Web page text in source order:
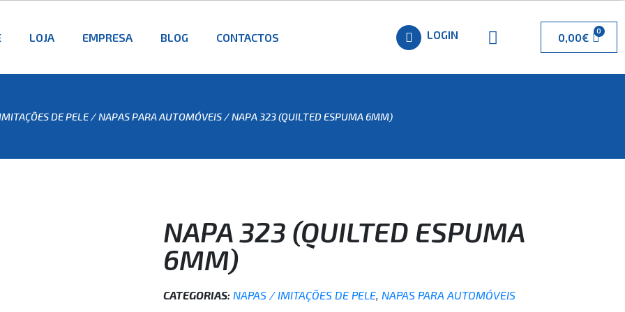
LOJA EMPRESA BLOG CONTACTOS LOGIN 0,00€
DE PELE/NAPAS PARA AUTOMÓVEIS / NAPA 323 (QUILTED ESPUMA 6MM)
NAPA 323 (QUILTED ESPUMA
6MM)
CATEGORIAS: NAPAS / IMITAÇÕES DE PELE, NAPAS PARA AUTOMÓVEIS